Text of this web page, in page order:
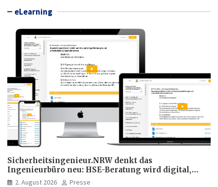
eLearning
Sicherheitsingenieur.NRW denkt das
Ingenieurbüro neu: HSE-Beratung wird digital,
hybrid und multimedial
2. August 2026
Presse